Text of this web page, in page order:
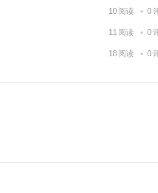
10 阅读 0
11 阅读 0
18 阅读 0